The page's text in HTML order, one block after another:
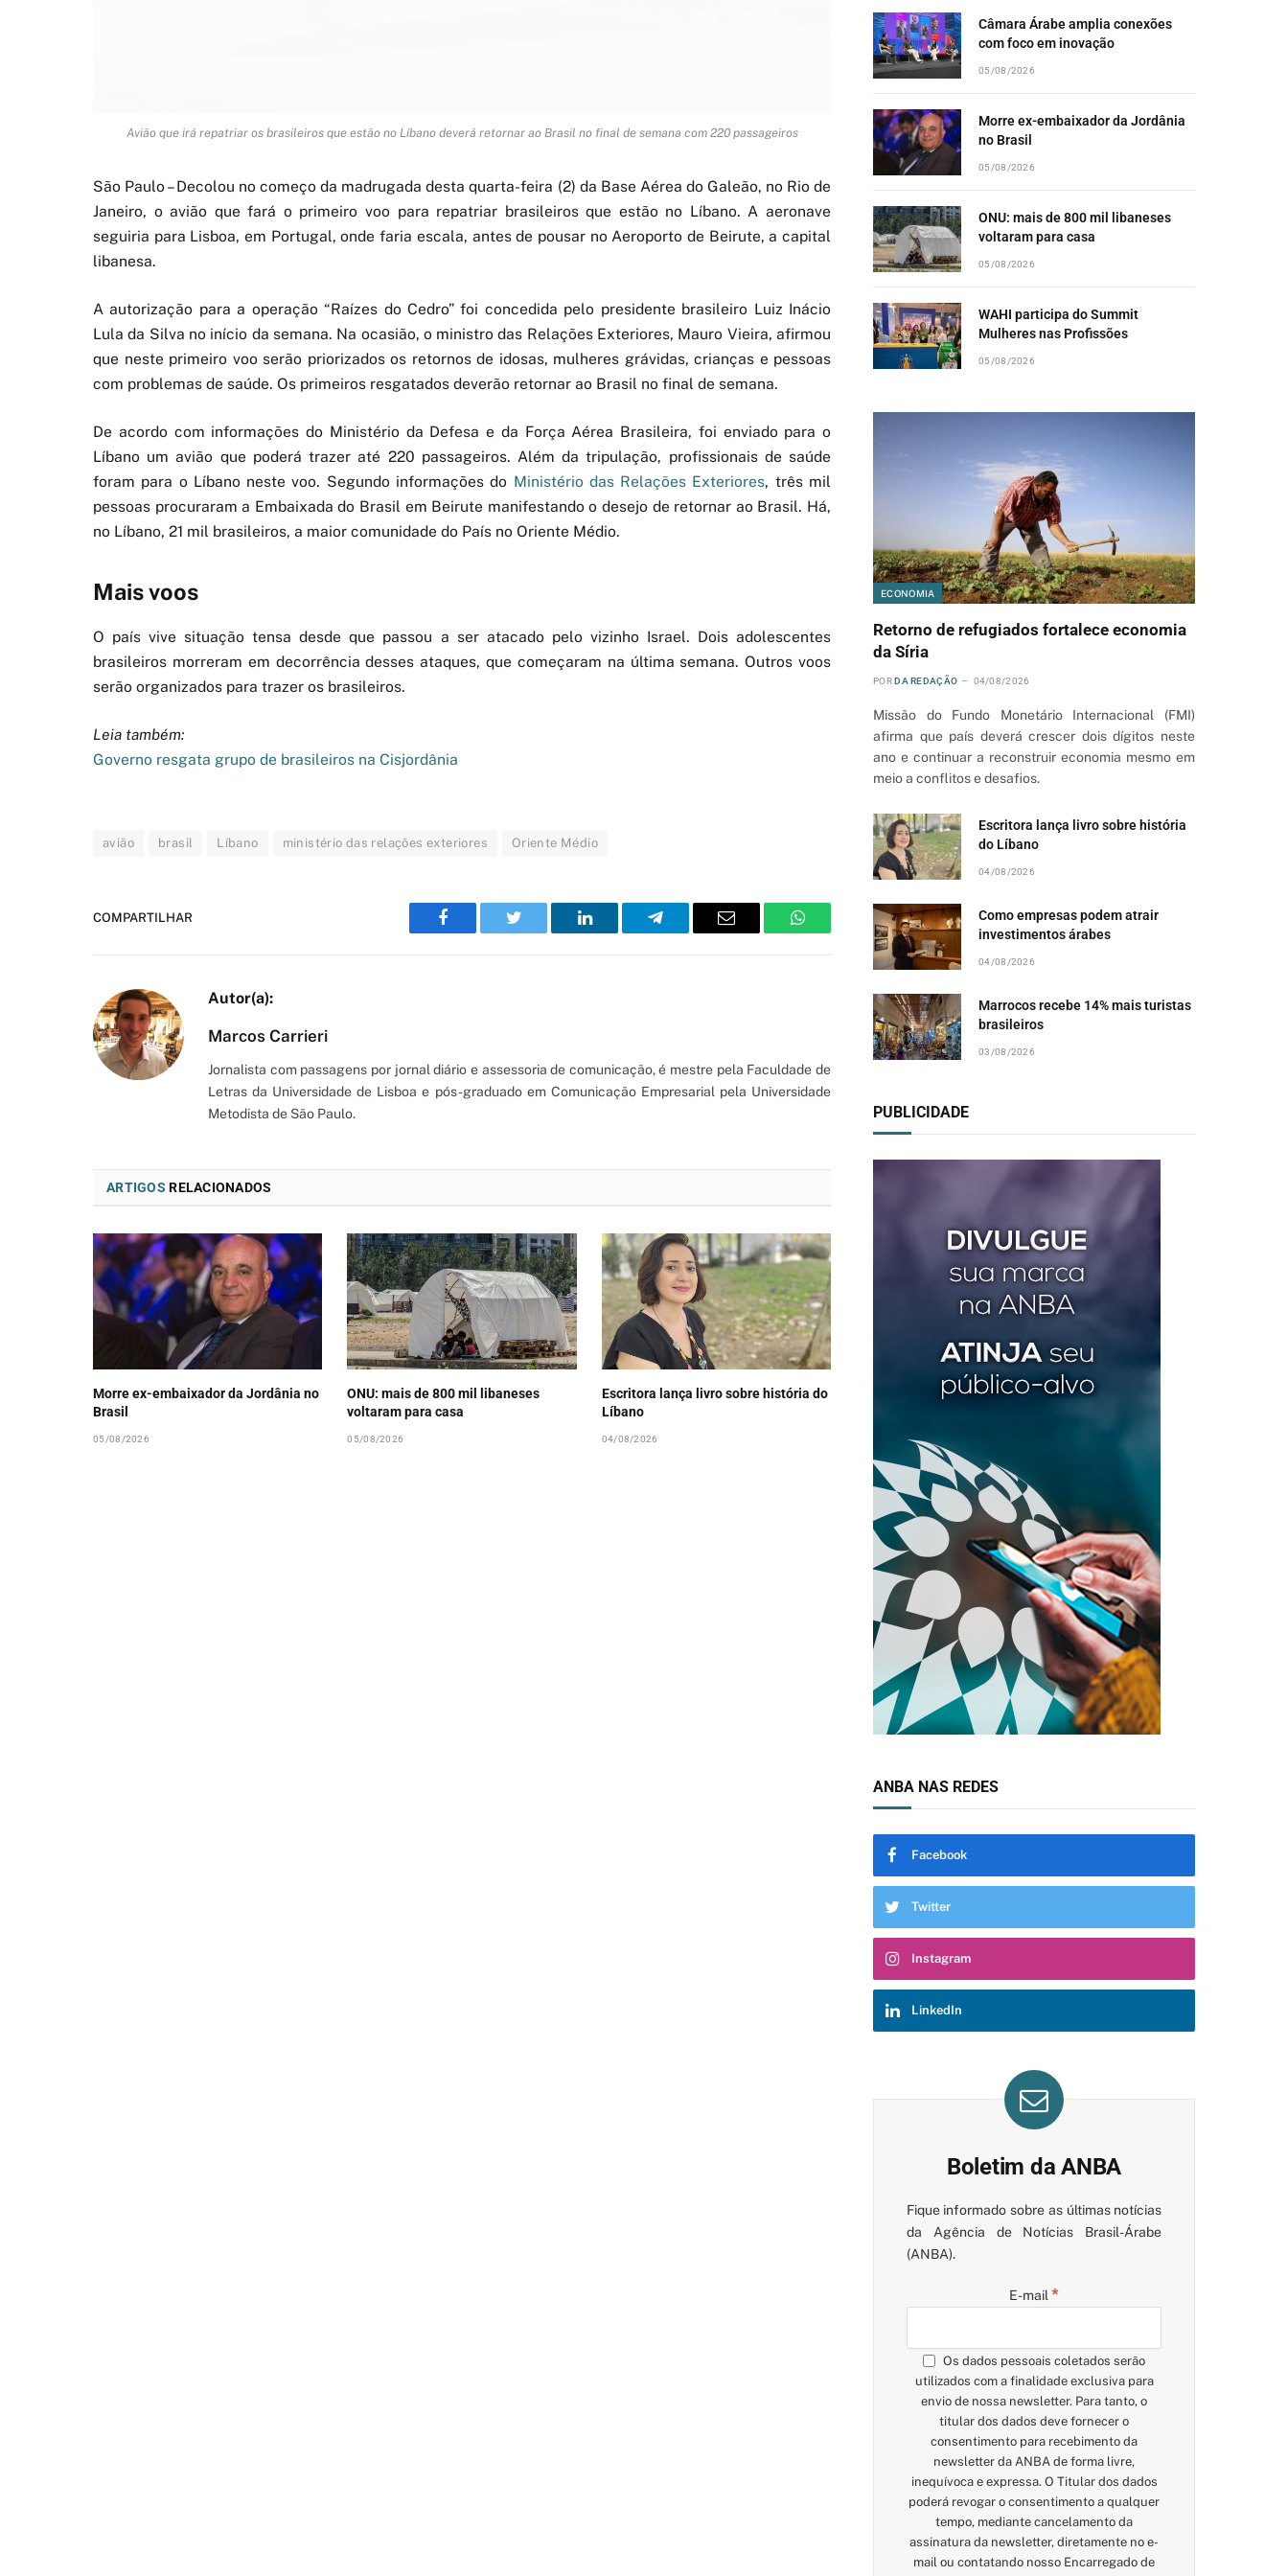
Avião que irá repatriar os brasileiros que estão no Líbano deverá retornar ao Brasil no final de semana com 220 passageiros
São Paulo – Decolou no começo da madrugada desta quarta-feira (2) da Base Aérea do Galeão, no Rio de
Janeiro, o avião que fará o primeiro voo para repatriar brasileiros que estão no Líbano. A aeronave
seguiria para Lisboa, em Portugal, onde faria escala, antes de pousar no Aeroporto de Beirute, a capital
libanesa.
A autorização para a operação “Raízes do Cedro” foi concedida pelo presidente brasileiro Luiz Inácio
Lula da Silva no início da semana. Na ocasião, o ministro das Relações Exteriores, Mauro Vieira, afirmou
que neste primeiro voo serão priorizados os retornos de idosas, mulheres grávidas, crianças e pessoas
com problemas de saúde. Os primeiros resgatados deverão retornar ao Brasil no final de semana.
De acordo com informações do Ministério da Defesa e da Força Aérea Brasileira, foi enviado para o
Líbano um avião que poderá trazer até 220 passageiros. Além da tripulação, profissionais de saúde
foram para o Líbano neste voo. Segundo informações do Ministério das Relações Exteriores, três mil
pessoas procuraram a Embaixada do Brasil em Beirute manifestando o desejo de retornar ao Brasil. Há,
no Líbano, 21 mil brasileiros, a maior comunidade do País no Oriente Médio.
Mais voos
O país vive situação tensa desde que passou a ser atacado pelo vizinho Israel. Dois adolescentes
brasileiros morreram em decorrência desses ataques, que começaram na última semana. Outros voos
serão organizados para trazer os brasileiros.
Leia também:
Governo resgata grupo de brasileiros na Cisjordânia
avião brasil Líbano ministério das relações exteriores Oriente Médio
COMPARTILHAR
Facebook Twitter LinkedIn Telegram Email WhatsApp
Marcos Carrieri
Jornalista com passagens por jornal diário e assessoria de comunicação, é mestre pela Faculdade de
Letras da Universidade de Lisboa e pós-graduado em Comunicação Empresarial pela Universidade
Metodista de São Paulo.
ARTIGOS RELACIONADOS
Morre ex-embaixador da Jordânia no
Brasil
05/08/2026
ONU: mais de 800 mil libaneses
voltaram para casa
05/08/2026
Escritora lança livro sobre história do
Líbano
04/08/2026
Câmara Árabe amplia conexões
com foco em inovação
05/08/2026
Morre ex-embaixador da Jordânia
no Brasil
05/08/2026
ONU: mais de 800 mil libaneses
voltaram para casa
05/08/2026
WAHI participa do Summit
Mulheres nas Profissões
05/08/2026
ECONOMIA
Retorno de refugiados fortalece economia
da Síria
POR DA REDAÇÃO 04/08/2026
Missão do Fundo Monetário Internacional (FMI)
afirma que país deverá crescer dois dígitos neste
ano e continuar a reconstruir economia mesmo em
meio a conflitos e desafios.
Escritora lança livro sobre história
do Líbano
04/08/2026
Como empresas podem atrair
investimentos árabes
04/08/2026
Marrocos recebe 14% mais turistas
brasileiros
03/08/2026
PUBLICIDADE
ANBA NAS REDES
Facebook
Twitter
Instagram
LinkedIn
Boletim da ANBA
Fique informado sobre as últimas notícias
da Agência de Notícias Brasil-Árabe
(ANBA).
E-mail *
Os dados pessoais coletados serão
utilizados com a finalidade exclusiva para
envio de nossa newsletter. Para tanto, o
titular dos dados deve fornecer o
consentimento para recebimento da
newsletter da ANBA de forma livre,
inequívoca e expressa. O Titular dos dados
poderá revogar o consentimento a qualquer
tempo, mediante cancelamento da
assinatura da newsletter, diretamente no e-
mail ou contatando nosso Encarregado de